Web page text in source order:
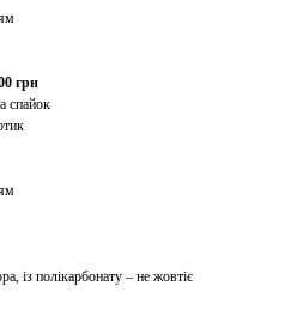
грн
спайок
із полікарбонату – не жовтіє